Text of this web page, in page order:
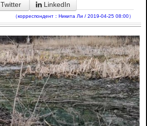
Twitter LinkedIn
（корреспондент：Никита Ли / 2019-04-25 08:00）